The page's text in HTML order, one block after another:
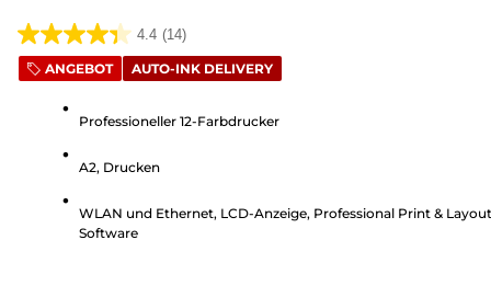
4.4 (14)
4.4
von
Sternen.
Bewertungen
ANGEBOT AUTO-INK DELIVERY
Professioneller 12-Farbdrucker
A2, Drucken
WLAN und Ethernet, LCD-Anzeige, Professional Print & Layout
Software